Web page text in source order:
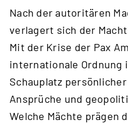
Nach der autoritären
verlagert sich der
Mit der Krise der Pax
internationale Ordnung
Schauplatz
Ansprüche und
Welche Mächte prägen